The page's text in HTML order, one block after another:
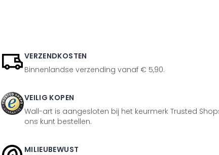
VERZENDKOSTEN
Binnenlandse verzending vanaf € 5,90.
VEILIG KOPEN
Wall-art is aangesloten bij het keurmerk Trusted
ons kunt bestellen.
MILIEUBEWUST